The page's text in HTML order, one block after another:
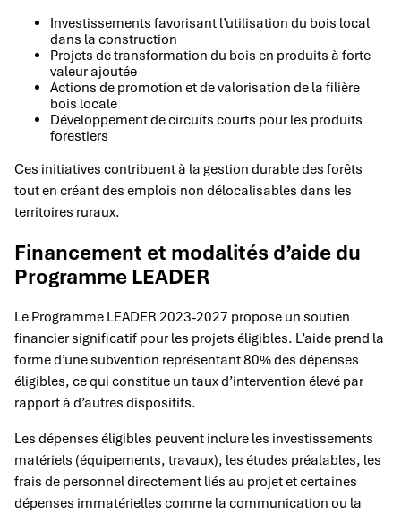
Investissements favorisant l’utilisation du bois local
dans la construction
Projets de transformation du bois en produits à forte
valeur ajoutée
Actions de promotion et de valorisation de la filière
bois locale
Développement de circuits courts pour les produits
forestiers
Ces initiatives contribuent à la gestion durable des forêts
tout en créant des emplois non délocalisables dans les
territoires ruraux.
Financement et modalités d’aide du
Programme LEADER
Le Programme LEADER 2023-2027 propose un soutien
financier significatif pour les projets éligibles. L’aide prend la
forme d’une subvention représentant 80% des dépenses
éligibles, ce qui constitue un taux d’intervention élevé par
rapport à d’autres dispositifs.
Les dépenses éligibles peuvent inclure les investissements
matériels (équipements, travaux), les études préalables, les
frais de personnel directement liés au projet et certaines
dépenses immatérielles comme la communication ou la